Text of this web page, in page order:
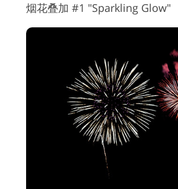
婚礼照片编辑服务
产品修图服务
烟花叠加 #1 "Sparkling Glow"